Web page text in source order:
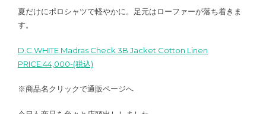
夏だけにポロシャツで軽やかに。足元はローファーが落ち着きま
す。
D.C.WHITE Madras Check 3B Jacket Cotton Linen
PRICE:44,000-(税込)
※商品名クリックで通販ページへ